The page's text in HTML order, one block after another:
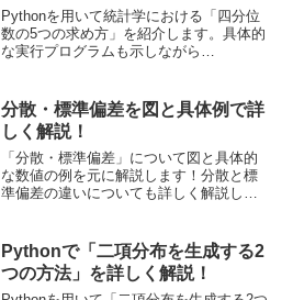
Pythonを用いて統計学における「四分位
数の5つの求め方」を紹介します。具体的
な実行プログラムも示しながら
③scipy.stats.mstats.mquantiles関数、
④pandas.DataFrame.quantile関数(または
pandas.Series.quantile関数)、⑤組み込み
関数等を用いて定義の通り求める方法を
紹介します。
分散・標準偏差を図と具体例で詳
しく解説！
「分散・標準偏差」について図と具体的
な数値の例を元に解説します！分散と標
準偏差の違いについても詳しく解説しま
な概念を学んでいきましょう！
Pythonで「二項分布を生成する2
つの方法」を詳しく解説！